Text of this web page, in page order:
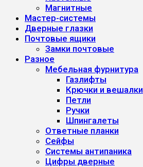
Магнитные
Мастер-системы
Дверные глазки
Почтовые ящики
Замки почтовые
Разное
Мебельная фурнитура
Газлифты
Крючки и вешалки
Петли
Ручки
Шпингалеты
Ответные планки
Сейфы
Системы антипаника
Цифры дверные